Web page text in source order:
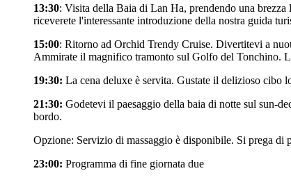
13:30: Visita della Baia di Lan Ha, prendendo una
riceverete l'interessante introduzione della nostra guida
15:00: Ritorno ad Orchid Trendy Cruise. Divertitevi a
Ammirate il magnifico tramonto sul Golfo del Tonchino.
19:30: La cena deluxe è servita. Gustate il delizioso cibo
21:30: Godetevi il paesaggio della baia di notte sul sun-
bordo.
Opzione: Servizio di massaggio è disponibile. Si prega di
23:00: Programma di fine giornata due